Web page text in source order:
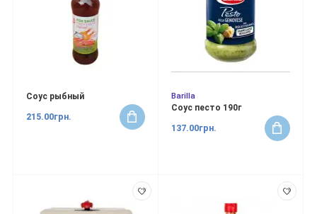
Соус рыбный
215.00грн.
Barilla
Соус песто 190г
137.00грн.